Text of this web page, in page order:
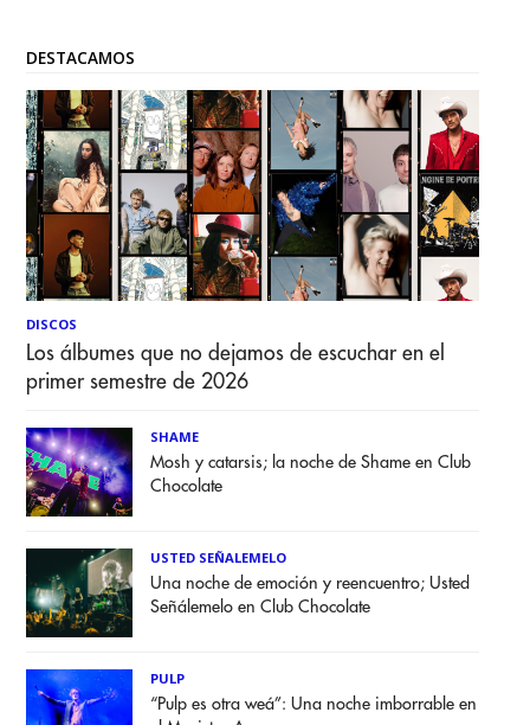
DESTACAMOS
DISCOS
Los álbumes que no dejamos de escuchar en el
primer semestre de 2026
SHAME
Mosh y catarsis; la noche de Shame en Club
Chocolate
USTED SEÑALEMELO
Una noche de emoción y reencuentro; Usted
Señálemelo en Club Chocolate
PULP
“Pulp es otra weá”: Una noche imborrable en